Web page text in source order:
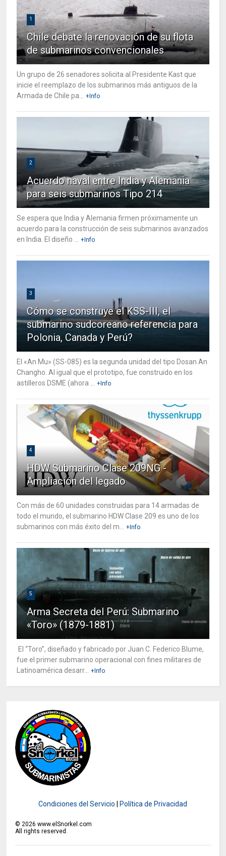
1
Chile debate la renovación de su flota
de submarinos convencionales
Un grupo de 26 senadores solicita al Presidente Kast que
inicie el reemplazo de los submarinos más antiguos de la
Armada de Chile pa...
+Info
2
Acuerdo naval entre India y Alemania
para seis submarinos Tipo 214
Se espera que India y Alemania firmen próximamente un
acuerdo para la construcción de seis submarinos avanzados
en India. El diseño ...
+Info
3
Cómo se construye el KSS-III, el
submarino sudcoreano referencia para
Polonia, Canada y Perú?
El «An Mu» (SS-085) es la segunda unidad del tipo Dosan An
Changho. Al igual que el prototipo, fue construido en los
astilleros DSME (ahora ...
+Info
4
HDW Submarino Clase 209NG -
Ampliación del legado
Con más de 60 unidades construidas para 14 armadas de
todo el mundo, el submarino HDW Clase 209 es uno de los
submarinos con más éxito del m...
+Info
5
Arma Secreta del Perú: Submarino
«Toro» (1879-1881)
El “Toro”, diseñado y fabricado por Juan C. Federico Blume,
fue el primer submarino operacional con fines militares de
Latinoamérica desarr...
+Info
Condiciones del Servicio Política de Privacidad
©2026 www.elSnorkel.com
All rights reserved.